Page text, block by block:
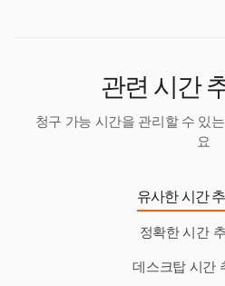
관련 시간
청구 가능 시간을 관리할 수 있
요
유사한 시간
정확한 시간
데스크탑 시간